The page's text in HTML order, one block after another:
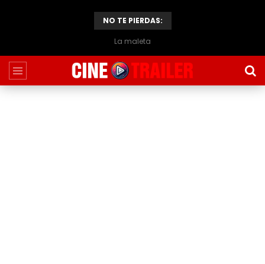
NO TE PIERDAS:
La maleta